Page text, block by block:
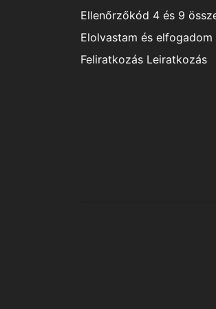
Ellenőrzőkód 4 és 9
Elolvastam és elfogadom
Feliratkozás Leiratkozás